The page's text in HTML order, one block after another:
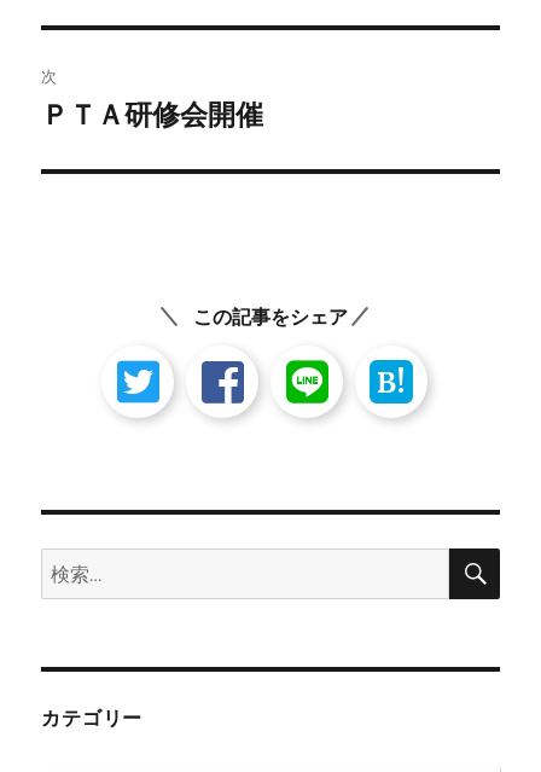
ビ
ゲ
ー
投
稿:
次
次
投
ＰＴＡ研修会開催
この記事をシェア
B!
検
索:
検
カテゴリー